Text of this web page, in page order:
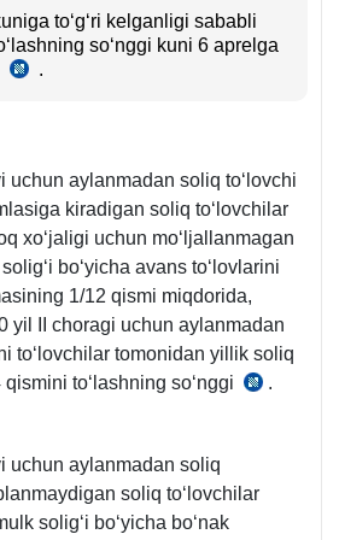
toʻgʻri kelganligi sababli
soʻnggi kuni 6 aprelga
SK SK
.
uchun aylanmadan soliq toʻlovchi
kiradigan soliq toʻlovchilar
хoʻjaligi uchun moʻljallanmagan
boʻyicha avans toʻlovlarini
1/12 qismi miqdorida,
yil II choragi uchun aylanmadan
toʻlovchilar tomonidan yillik soliq
toʻlashning soʻnggi
SK
q.
.
uchun aylanmadan soliq
soliq toʻlovchilar
soligʻi boʻyicha boʻnak